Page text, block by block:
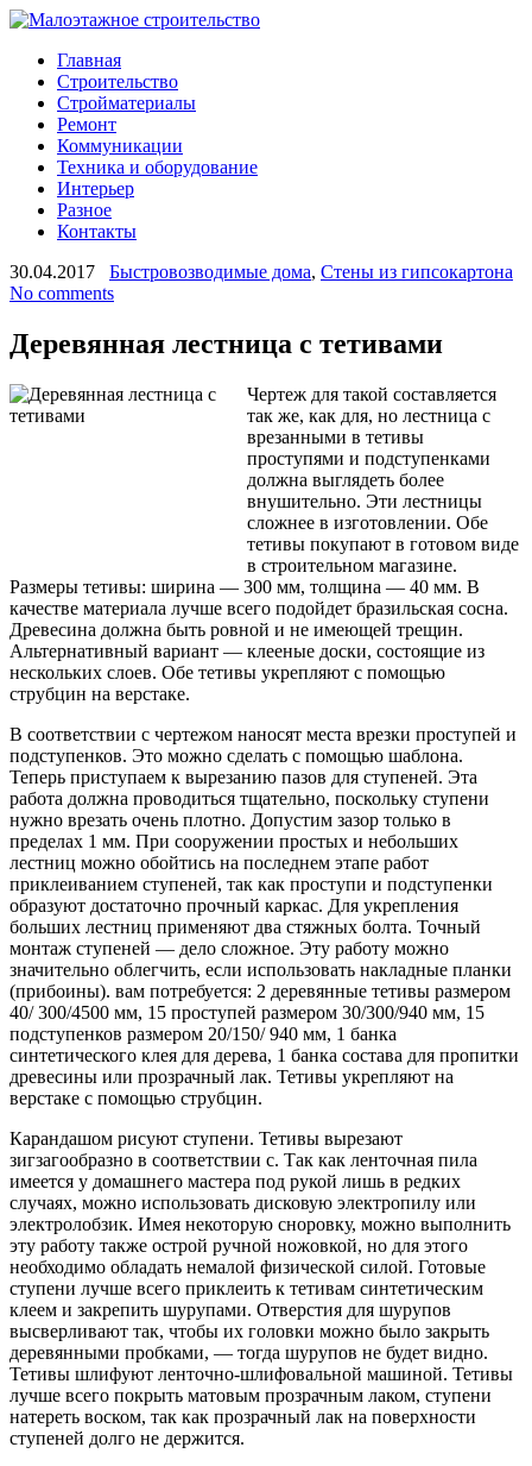
Главная
Строительство
Стройматериалы
Ремонт
Коммуникации
Техника и оборудование
Интерьер
Разное
Контакты
30.04.2017
Быстровозводимые дома, Стены из гипсокартона
No comments
Деревянная лестница с тетивами
Чертеж для такой составляется
так же, как для, но лестница с
врезанными в тетивы
проступями и подступенками
должна выглядеть более
внушительно. Эти лестницы
сложнее в изготовлении. Обе
тетивы покупают в готовом виде
в строительном магазине.
Размеры тетивы: ширина — 300 мм, толщина — 40 мм. В
качестве материала лучше всего подойдет бразильская сосна.
Древесина должна быть ровной и не имеющей трещин.
Альтернативный вариант — клееные доски, состоящие из
нескольких слоев. Обе тетивы укрепляют с помощью
струбцин на верстаке.
В соответствии с чертежом наносят места врезки проступей и
подступенков. Это можно сделать с помощью шаблона.
Теперь приступаем к вырезанию пазов для ступеней. Эта
работа должна проводиться тщательно, поскольку ступени
нужно врезать очень плотно. Допустим зазор только в
пределах 1 мм. При сооружении простых и небольших
лестниц можно обойтись на последнем этапе работ
приклеиванием ступеней, так как проступи и подступенки
образуют достаточно прочный каркас. Для укрепления
больших лестниц применяют два стяжных болта. Точный
монтаж ступеней — дело сложное. Эту работу можно
значительно облегчить, если использовать накладные планки
(прибоины). вам потребуется: 2 деревянные тетивы размером
40/ 300/4500 мм, 15 проступей размером 30/300/940 мм, 15
подступенков размером 20/150/ 940 мм, 1 банка
синтетического клея для дерева, 1 банка состава для пропитки
древесины или прозрачный лак. Тетивы укрепляют на
верстаке с помощью струбцин.
Карандашом рисуют ступени. Тетивы вырезают
зигзагообразно в соответствии с. Так как ленточная пила
имеется у домашнего мастера под рукой лишь в редких
случаях, можно использовать дисковую электропилу или
электролобзик. Имея некоторую сноровку, можно выполнить
эту работу также острой ручной ножовкой, но для этого
необходимо обладать немалой физической силой. Готовые
ступени лучше всего приклеить к тетивам синтетическим
клеем и закрепить шурупами. Отверстия для шурупов
высверливают так, чтобы их головки можно было закрыть
деревянными пробками, — тогда шурупов не будет видно.
Тетивы шлифуют ленточно-шлифовальной машиной. Тетивы
лучше всего покрыть матовым прозрачным лаком, ступени
натереть воском, так как прозрачный лак на поверхности
ступеней долго не держится.